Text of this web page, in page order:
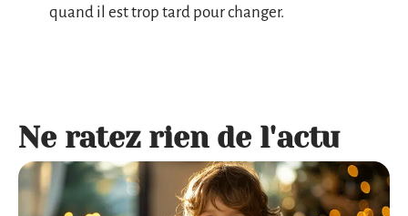
quand il est trop tard pour changer.
Ne ratez rien de l'actu